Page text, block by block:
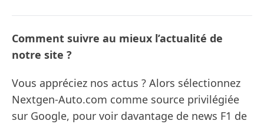
Comment suivre au mieux l’actualité de
notre site ?
Vous appréciez nos actus ? Alors sélectionnez
Nextgen-Auto.com comme source privilégiée
sur Google, pour voir davantage de news F1 de